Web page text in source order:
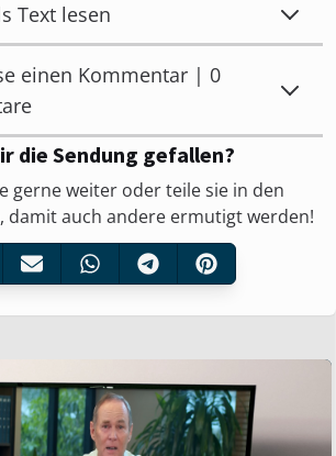
Text lesen
einen Kommentar | 0
die Sendung gefallen?
gerne weiter oder teile sie in den
damit auch andere ermutigt werden!